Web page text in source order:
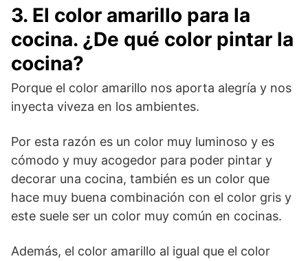
3. El color amarillo para la
cocina. ¿De qué color pintar la
cocina?
Porque el color amarillo nos aporta alegría y nos
inyecta viveza en los ambientes.
Por esta razón es un color muy luminoso y es
cómodo y muy acogedor para poder pintar y
decorar una cocina, también es un color que
hace muy buena combinación con el color gris y
este suele ser un color muy común en cocinas.
Además, el color amarillo al igual que el color